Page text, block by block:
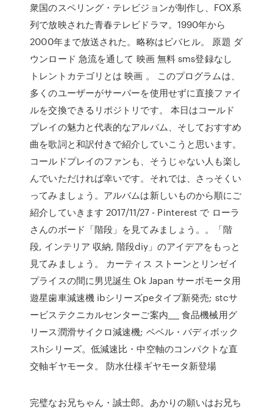
衆国のスペリング・テレビジョンが制作し、FOX系
列で放映された青春テレビドラマ。1990年から
2000年まで放送された。略称はビバヒル。 原題 ダ
ウンロード 急流を通して 映画 無料 sms登録なし
トレントカテゴリとは 映画 。 このプログラムは、
多くのユーザーがサーバーを使用せずに直接ファイ
ルを交換できるリポジトリです。 本日はコールド
プレイの魅力と代表的なアルバム、そしておすすめ
曲を歌詞と和訳付きで紹介していこうと思います。
コールドプレイのファンも、そうじゃない人も楽し
んでいただければ幸いです。それでは、さっそくい
ってみましょう。アルバムは新しいものから順にご
紹介していきます 2017/11/27 - Pinterest で ローラ
さんのボード「階段」を見てみましょう。。「階
段, インテリア 収納, 階段diy」のアイデアをもっと
見てみましょう。 カーティス ストーンとリンゼイ
プライスの間に男児誕生 Ok Japan サーボモータ用
遊星歯車減速機 ibシリーズpeタイプ新発売; stcサ
ービステクニカルセンターご案内___ 食品機械用グ
リース潤滑サイクロ減速機; ベベル・バディボック
スhシリーズ。低減速比・中空軸のコンパクトな直
交軸ギヤモータ。 防水仕様ギヤモータ新登場
完璧なお兄ちゃん・誠士郎。あかりの願いはお兄ち